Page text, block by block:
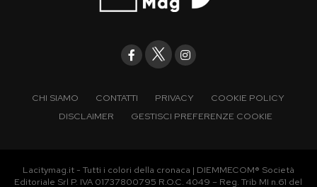
CHI SIAMO CONTATTI PRIVACY
COOKIE POLICY
DISCLAIMER
GESTISCI PREFERENZE COOKIE
Lacitymag.it - Tutti i colori della cronaca | DIEMMECOM® Società
Editoriale Srl P. IVA 01737800795 R.O.C. 4049 – Reg. Trib MI n.61 del